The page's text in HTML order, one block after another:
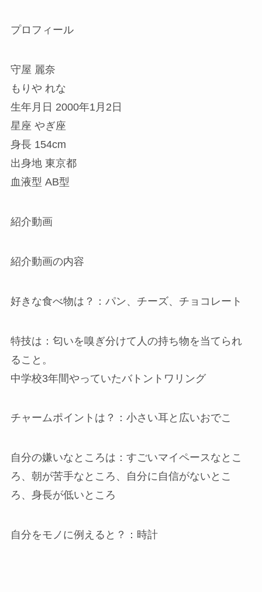
プロフィール
守屋 麗奈
もりや れな
生年月日 2000年1月2日
星座 やぎ座
身長 154cm
出身地 東京都
血液型 AB型
紹介動画
紹介動画の内容
好きな食べ物は？：パン、チーズ、チョコレート
特技は：匂いを嗅ぎ分けて人の持ち物を当てられ
ること。
中学校3年間やっていたバトントワリング
チャームポイントは？：小さい耳と広いおでこ
自分の嫌いなところは：すごいマイペースなとこ
ろ、朝が苦手なところ、自分に自信がないとこ
ろ、身長が低いところ
自分をモノに例えると？：時計